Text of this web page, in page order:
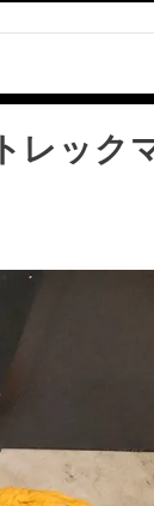
レック